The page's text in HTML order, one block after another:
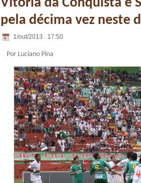
pela décima vez neste
1/out/2013 . 17:50
Por Luciano Pina